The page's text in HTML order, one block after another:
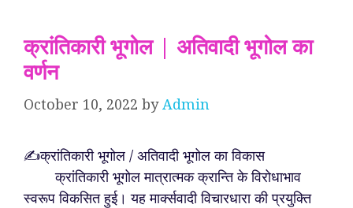
क्रांतिकारी भूगोल | अतिवादी भूगोल का
वर्णन
October 10, 2022 byAdmin
✍️क्रांतिकारी भूगोल / अतिवादी भूगोल का विकास
क्रांतिकारी भूगोल मात्रात्मक क्रान्ति के विरोधाभाव
स्वरूप विकसित हुई। यह मार्क्सवादी विचारधारा की प्रयुक्ति